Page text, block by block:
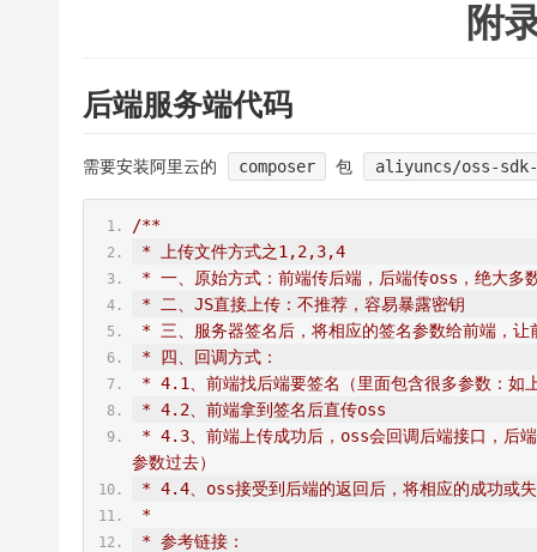
附
后端服务端代码
需要安装阿里云的 composer 包 aliyuncs/oss-sdk-
/**
* 上传文件方式之1,2,3,4
* 一、原始方式：前端传后端，后端传oss，绝大多
* 二、JS直接上传：不推荐，容易暴露密钥
* 三、服务器签名后，将相应的签名参数给前端，
* 四、回调方式：
* 4.1、前端找后端要签名（里面包含很多参数：如
* 4.2、前端拿到签名后直传oss
参数过去）
* 4.4、oss接受到后端的返回后，将相应的成功或
*
* 参考链接：